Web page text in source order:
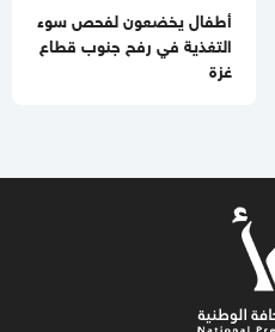
أطفال يخضعون لفحص سوء
التغذية في رفح جنوب قطاع
غزة